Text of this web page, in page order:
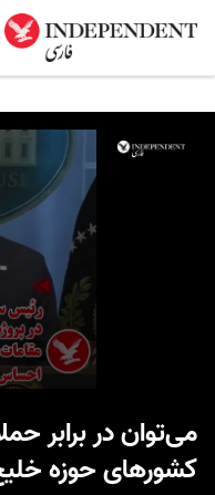
می‌توان در برابر
کشورهای حوزه